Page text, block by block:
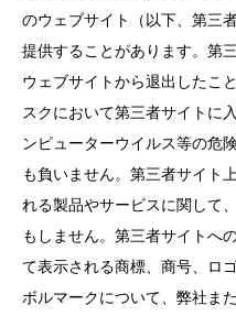
のウェブサイト（以下、第三
提供することがあります。第
ウェブサイトから退出したこ
スクにおいて第三者サイトに
ンピューターウイルス等の危
も負いません。第三者サイト
れる製品やサービスに関して
もしません。第三者サイトへ
て表示される商標、商号、ロ
ボルマークについて、弊社ま